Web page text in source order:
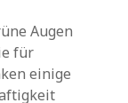
Augen
für
einige